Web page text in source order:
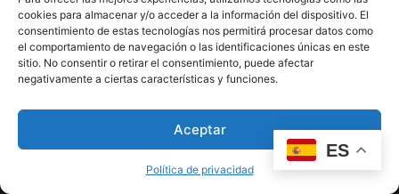
cookies para almacenar y/o acceder a la información del dispositivo. El
consentimiento de estas tecnologías nos permitirá procesar datos como
el comportamiento de navegación o las identificaciones únicas en este
sitio. No consentir o retirar el consentimiento, puede afectar
negativamente a ciertas características y funciones.
Aceptar
Política de privacidad
ES